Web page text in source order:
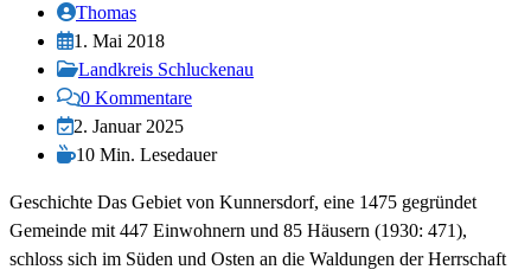
Beitrags-
Autor:
Thomas
Beitrag
veröffentlicht:
1. Mai 2018
Beitrags-
Kategorie:
Landkreis Schluckenau
Beitrags-
Kommentare:
0 Kommentare
Beitrag
zuletzt
am:
2. Januar 2025
Lesedauer:
10 Min. Lesedauer
Geschichte Das Gebiet von Kunnersdorf, eine 1475 gegründet
Gemeinde mit 447 Einwohnern und 85 Häusern (1930: 471),
schloss sich im Süden und Osten an die Waldungen der Herrschaft